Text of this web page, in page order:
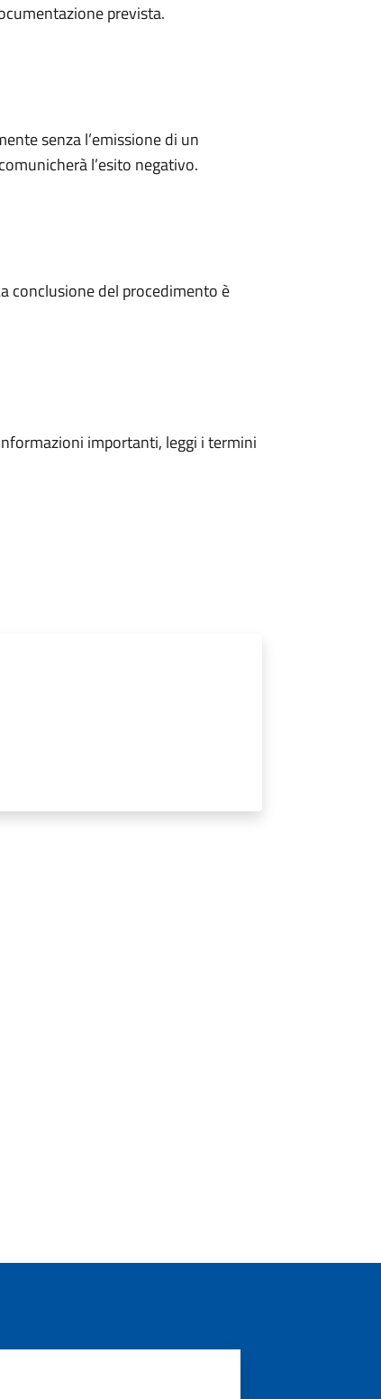
prevista.
senza l’emissione di un
l’esito negativo.
conclusione del procedimento è
importanti, leggi i termini